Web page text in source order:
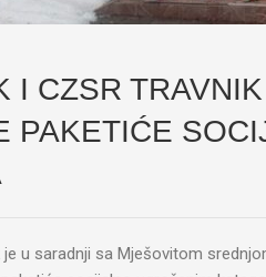
I CZSR
PAKETIĆE
je u saradnji sa Mješovitom